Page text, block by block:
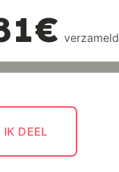
verzameld
IK DEEL